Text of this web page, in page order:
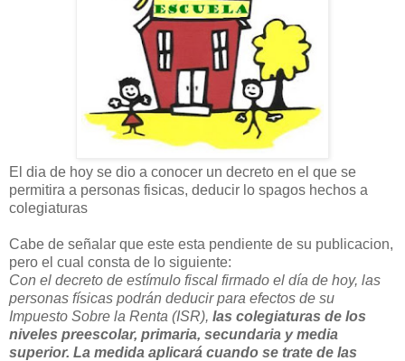
El dia de hoy se dio a conocer un decreto en el que se
permitira a personas fisicas, deducir lo spagos hechos a
colegiaturas
Cabe de señalar que este esta pendiente de su publicacion,
pero el cual consta de lo siguiente:
Con el decreto de estímulo fiscal firmado el día de hoy, las
personas físicas podrán deducir para efectos de su
Impuesto Sobre la Renta (ISR), las colegiaturas de los
niveles preescolar, primaria, secundaria y media
superior. La medida aplicará cuando se trate de las